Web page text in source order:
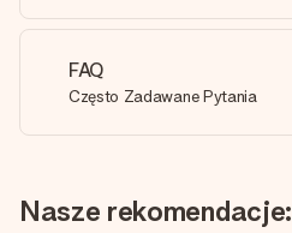
FAQ
Często Zadawane Pytania
Nasze rekomendacje: